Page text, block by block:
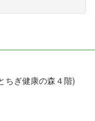
ちぎ健康の森４階)